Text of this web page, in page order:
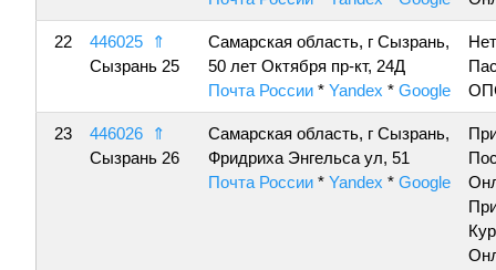
22 446025
⇑
Сызрань 25
Самарская область, г Сызрань,
50 лет Октября пр-кт, 24Д
Почта России * Yandex * Google
23 446026
⇑
Сызрань 26
Самарская область, г Сызрань,
Фридриха Энгельса ул, 51
Почта России * Yandex * Google